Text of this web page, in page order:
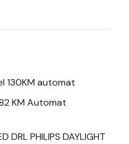
130KM automat
KM Automat
DRL PHILIPS DAYLIGHT